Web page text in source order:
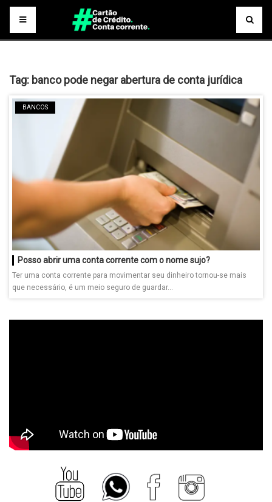
Tag: banco pode negar abertura de conta jurídica
BANCOS
Posso abrir uma conta corrente com o nome sujo?
Ter uma conta corrente para movimentar seu dinheiro tornou-se mais
que necessário, é um meio seguro de guardar...